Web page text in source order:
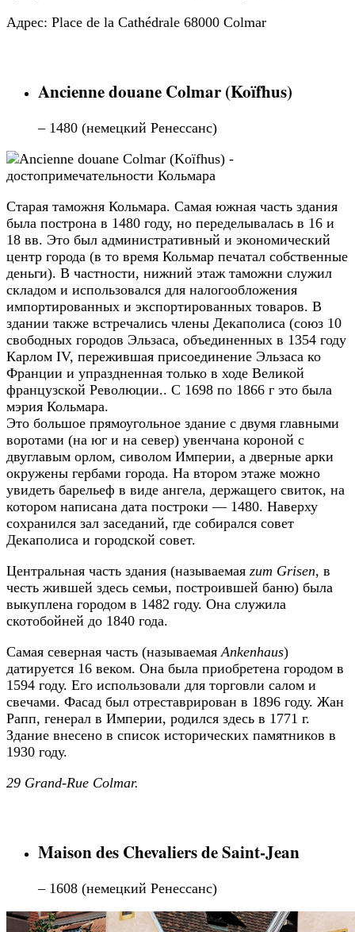
Адрес: Place de la Cathédrale 68000 Colmar
Ancienne douane Colmar (Koïfhus)
– 1480 (немецкий Ренессанс)
Старая таможня Кольмара. Самая южная часть здания
была построна в 1480 году, но переделывалась в 16 и
18 вв. Это был административный и экономический
центр города (в то время Кольмар печатал собственные
деньги). В частности, нижний этаж таможни служил
складом и использовался для налогообложения
импортированных и экспортированных товаров. В
здании также встречались члены Декаполиса (союз 10
свободных городов Эльзаса, объединенных в 1354 году
Карлом IV, пережившая присоединение Эльзаса ко
Франции и упраздненная только в ходе Великой
французской Революции.. С 1698 по 1866 г это была
мэрия Кольмара.
Это большое прямоугольное здание с двумя главными
воротами (на юг и на север) увенчана короной с
двуглавым орлом, сиволом Империи, а дверные арки
окружены гербами города. На втором этаже можно
увидеть барельеф в виде ангела, держащего свиток, на
котором написана дата построки — 1480. Наверху
сохранился зал заседаний, где собирался совет
Декаполиса и городской совет.
Центральная часть здания (называемая zum Grisen, в
честь жившей здесь семьи, построившей баню) была
выкуплена городом в 1482 году. Она служила
скотобойней до 1840 года.
Самая северная часть (называемая Ankenhaus)
датируется 16 веком. Она была приобретена городом в
1594 году. Его использовали для торговли салом и
свечами. Фасад был отреставрирован в 1896 году. Жан
Рапп, генерал в Империи, родился здесь в 1771 г.
Здание внесено в список исторических памятников в
1930 году.
29 Grand-Rue Colmar.
Maison des Chevaliers de Saint-Jean
– 1608 (немецкий Ренессанс)